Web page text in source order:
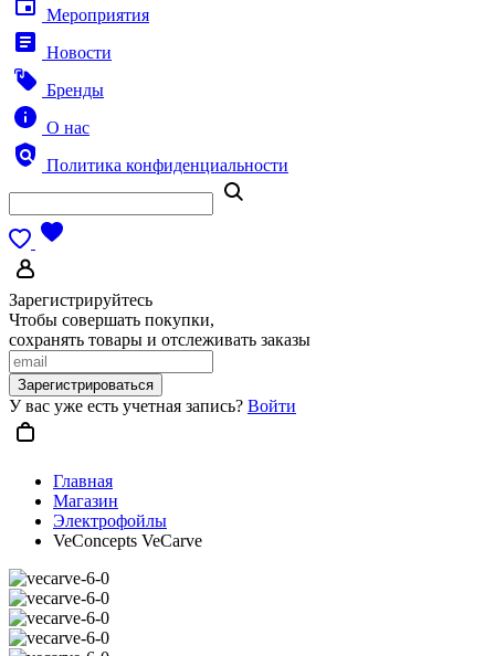
Мероприятия
Новости
Бренды
О нас
Политика конфиденциальности
Зарегистрируйтесь
Чтобы совершать покупки,
сохранять товары и отслеживать заказы
Зарегистрироваться
У вас уже есть учетная запись? Войти
Главная
Магазин
Электрофойлы
VeConcepts VeCarve